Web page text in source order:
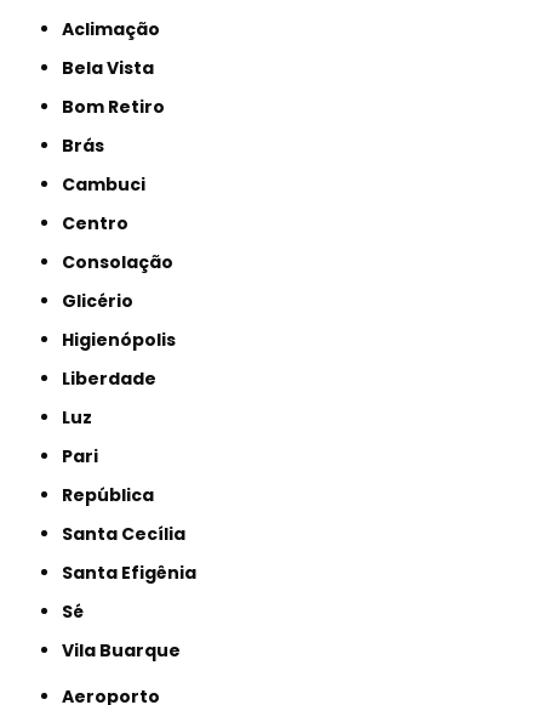
Aclimação
Bela Vista
Bom Retiro
Brás
Cambuci
Centro
Consolação
Glicério
Higienópolis
Liberdade
Luz
Pari
República
Santa Cecília
Santa Efigênia
Sé
Vila Buarque
Aeroporto